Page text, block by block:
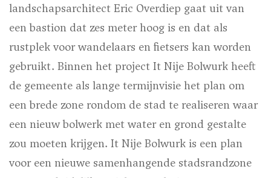
landschapsarchitect Eric Overdiep gaat uit van
een bastion dat zes meter hoog is en dat als
rustplek voor wandelaars en fietsers kan worden
gebruikt. Binnen het project It Nije Bolwurk heeft
de gemeente als lange termijnvisie het plan om
een brede zone rondom de stad te realiseren waar
een nieuw bolwerk met water en grond gestalte
zou moeten krijgen. It Nije Bolwurk is een plan
voor een nieuwe samenhangende stadsrandzone